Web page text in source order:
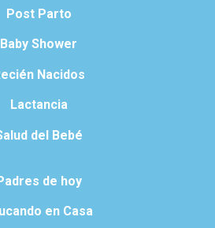
Post Parto
Baby Shower
Nacidos
Lactancia
del Bebé
de hoy
en Casa